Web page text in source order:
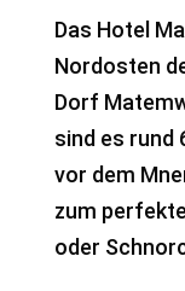
Das Hotel
Nordosten
Dorf
sind es rund
vor dem
zum
oder